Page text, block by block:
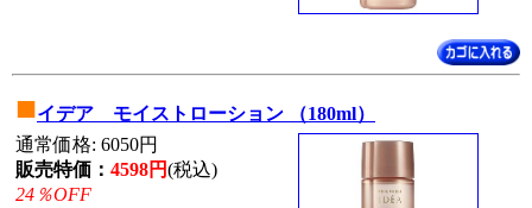
■イデア モイストローション （180ml）
通常価格: 6050円
販売特価： 4598円(税込)
24％OFF